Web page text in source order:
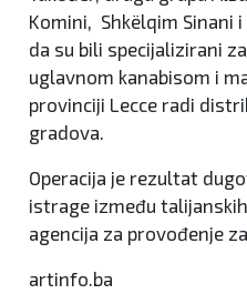
Komini, Shkëlqim Sinani
da su bili specijalizirani
uglavnom kanabisom i
provinciji Lecce radi
gradova.
Operacija je rezultat
istrage između
agencija za provođenje
artinfo.ba